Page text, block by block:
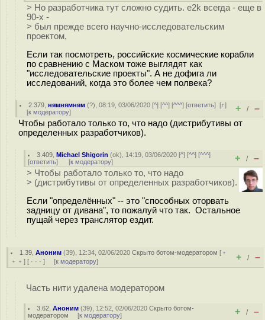
> Но разработчика тут сложно судить. e2k всегда - еще в
90-х -
> был прежде всего научно-исследовательским
проектом,
Если так посмотреть, российские космические корабли
по сравнению с Маском тоже выглядят как
"исследовательские проекты". А не дофига ли
исследований, когда это более чем полвека?
2.379 ,нямнямням (?), 08:19, 03/06/2020 [^] [^^] [^^^] [ответить][↑]
[к модератору] + / –
Чтобы работало только то, что надо (дистрибутивы от
определенных разработчиков).
3.409 ,Michael Shigorin (ok), 14:19, 03/06/2020 [^] [^^] [^^^]
[ответить] [к модератору] + / –
> Чтобы работало только то, что надо
> (дистрибутивы от определенных разработчиков).
Если "определённых" -- это "способных оторвать
задницу от дивана", то пожалуй что так. Остальное
пущай через транслятор ездит.
1.39 ,Аноним (39), 12:34, 02/06/2020Скрыто ботом-модератором [ ﹢
﹢﹢ ] [ · · · ] [к модератору] + / –
Часть нити удалена модератором
3.62 ,Аноним (39), 12:52, 02/06/2020Скрыто ботом-
модератором [к модератору] + / –